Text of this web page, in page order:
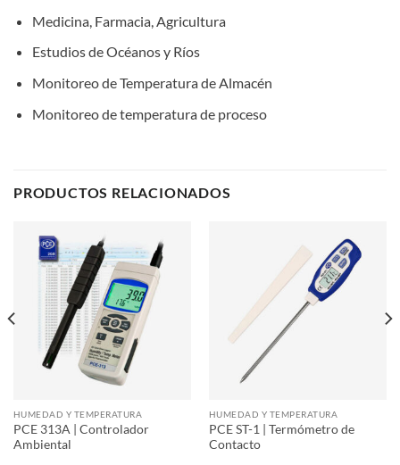
Medicina, Farmacia, Agricultura
Estudios de Océanos y Ríos
Monitoreo de Temperatura de Almacén
Monitoreo de temperatura de proceso
PRODUCTOS RELACIONADOS
HUMEDAD Y TEMPERATURA
PCE 313A | Controlador
Ambiental
HUMEDAD Y TEMPERATURA
PCE ST-1 | Termómetro de
Contacto